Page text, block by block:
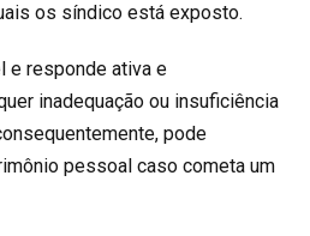
os síndico está exposto.
e responde ativa e
inadequação ou insuficiência
pode
pessoal caso cometa um